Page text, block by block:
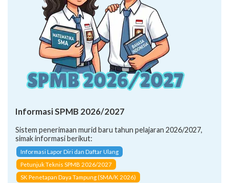
Sistem penerimaan murid baru tahun pelajaran 2026/2027,
simak informasi berikut:
Informasi Lapor Diri dan Daftar Ulang
Petunjuk Teknis SPMB 2026/2027